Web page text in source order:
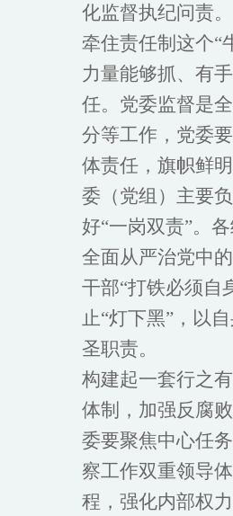
化监督执纪问责。
牵住责任制这个“
力量能够抓、有
任。党委监督是
分等工作，党委
体责任，旗帜鲜
委（党组）主要
好“一岗双责”。
全面从严治党中
干部“打铁必须自
止“灯下黑”，以
圣职责。
构建起一套行之
体制，加强反腐
委要聚焦中心任
察工作双重领导
程，强化内部权